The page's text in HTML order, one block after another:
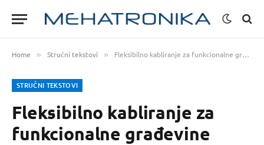
Home » Stručni tekstovi » Fleksibilno kabliranje za funkcionalne građevine
STRUČNI TEKSTOVI
Fleksibilno kabliranje za
funkcionalne građevine